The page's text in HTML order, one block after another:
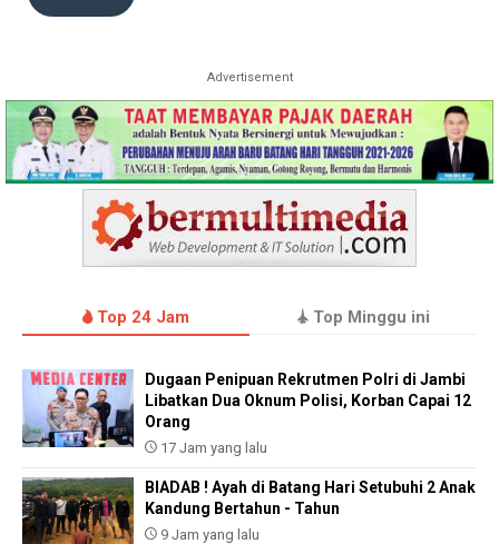
Advertisement
Top 24 Jam Top Minggu ini
Dugaan Penipuan Rekrutmen Polri di Jambi
Libatkan Dua Oknum Polisi, Korban Capai 12
Orang
17 Jam yang lalu
BIADAB ! Ayah di Batang Hari Setubuhi 2 Anak
Kandung Bertahun - Tahun
9 Jam yang lalu